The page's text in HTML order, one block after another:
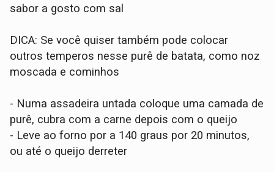
sabor a gosto com sal
DICA: Se você quiser também pode colocar
outros temperos nesse purê de batata, como noz
moscada e cominhos
- Numa assadeira untada coloque uma camada de
purê, cubra com a carne depois com o queijo
- Leve ao forno por a 140 graus por 20 minutos,
ou até o queijo derreter